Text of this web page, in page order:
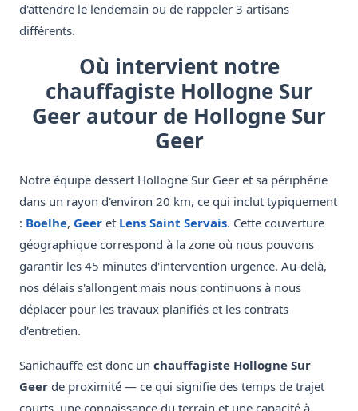
d'attendre le lendemain ou de rappeler 3 artisans
différents.
Où intervient notre
chauffagiste Hollogne Sur
Geer autour de Hollogne Sur
Geer
Notre équipe dessert Hollogne Sur Geer et sa périphérie
dans un rayon d'environ 20 km, ce qui inclut typiquement
: Boelhe, Geer et Lens Saint Servais. Cette couverture
géographique correspond à la zone où nous pouvons
garantir les 45 minutes d'intervention urgence. Au-delà,
nos délais s'allongent mais nous continuons à nous
déplacer pour les travaux planifiés et les contrats
d'entretien.
Sanichauffe est donc un chauffagiste Hollogne Sur
Geer de proximité — ce qui signifie des temps de trajet